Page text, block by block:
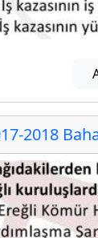
2018